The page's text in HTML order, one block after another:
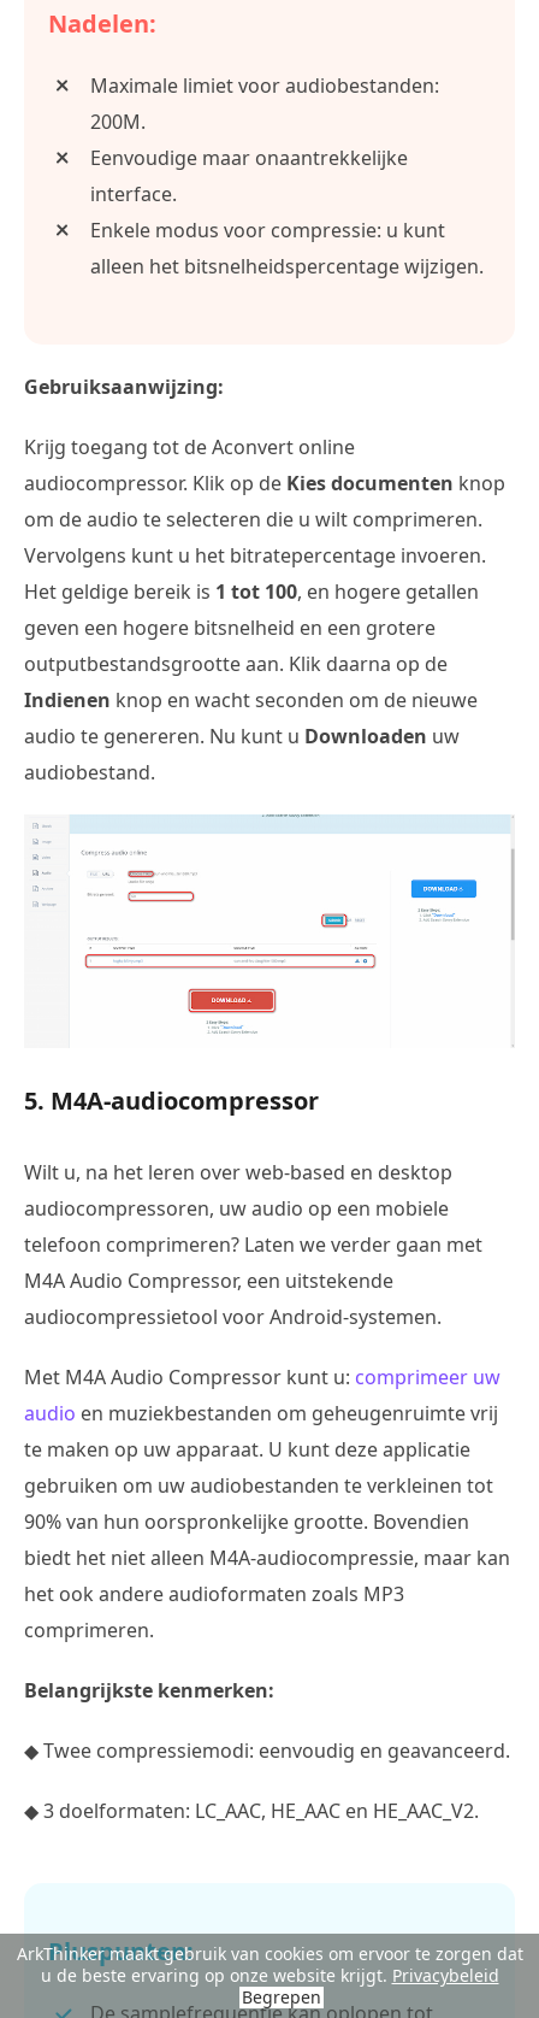
Nadelen:
Maximale limiet voor audiobestanden:
200M.
Eenvoudige maar onaantrekkelijke
interface.
Enkele modus voor compressie: u kunt
alleen het bitsnelheidspercentage wijzigen.
Gebruiksaanwijzing:
Krijg toegang tot de Aconvert online
audiocompressor. Klik op de Kies documenten knop
om de audio te selecteren die u wilt comprimeren.
Vervolgens kunt u het bitratepercentage invoeren.
Het geldige bereik is 1 tot 100, en hogere getallen
geven een hogere bitsnelheid en een grotere
outputbestandsgrootte aan. Klik daarna op de
Indienen knop en wacht seconden om de nieuwe
audio te genereren. Nu kunt u Downloaden uw
audiobestand.
5. M4A-audiocompressor
Wilt u, na het leren over web-based en desktop
audiocompressoren, uw audio op een mobiele
telefoon comprimeren? Laten we verder gaan met
M4A Audio Compressor, een uitstekende
audiocompressietool voor Android-systemen.
Met M4A Audio Compressor kunt u: comprimeer uw
audio en muziekbestanden om geheugenruimte vrij
te maken op uw apparaat. U kunt deze applicatie
gebruiken om uw audiobestanden te verkleinen tot
90% van hun oorspronkelijke grootte. Bovendien
biedt het niet alleen M4A-audiocompressie, maar kan
het ook andere audioformaten zoals MP3
comprimeren.
Belangrijkste kenmerken:
◆ Twee compressiemodi: eenvoudig en geavanceerd.
◆ 3 doelformaten: LC_AAC, HE_AAC en HE_AAC_V2.
Pluspunten:
ArkThinker maakt gebruik van cookies om ervoor te zorgen dat
u de beste ervaring op onze website krijgt. Privacybeleid
Begrepen